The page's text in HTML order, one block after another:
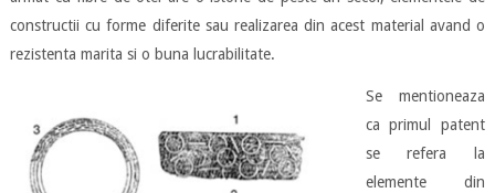
constructii cu forme diferite sau realizarea din acest material avand o
rezistenta marita si o buna lucrabilitate.
Se mentioneaza
ca primul patent
se refera la
elemente din